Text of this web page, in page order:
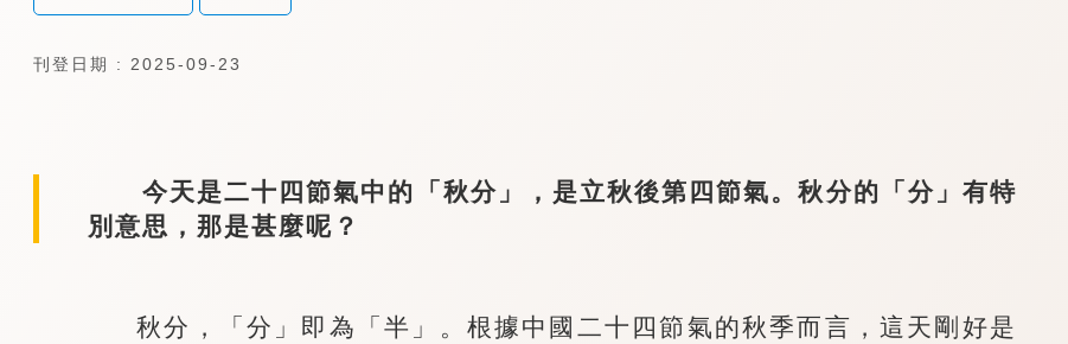
刊登日期 : 2025-09-23
今天是二十四節氣中的「秋分」，是立秋後第四節氣。秋分的「分」有特
別意思，那是甚麼呢？
秋分，「分」即為「半」。根據中國二十四節氣的秋季而言，這天剛好是